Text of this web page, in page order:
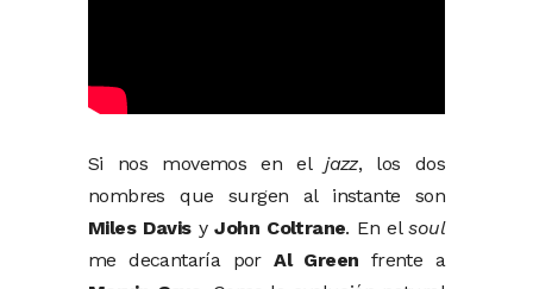
Si nos movemos en eljazz, los dos
nombres que surgen al instante son
Miles DavisyJohn Coltrane. En elsoul
me decantaría porAl Green frente a